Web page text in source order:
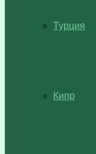
Турция
Кипр